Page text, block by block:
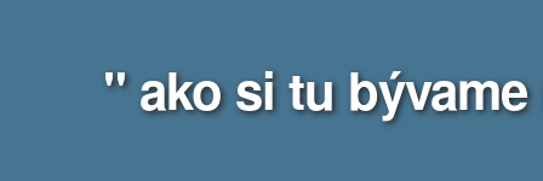
" ako si tu